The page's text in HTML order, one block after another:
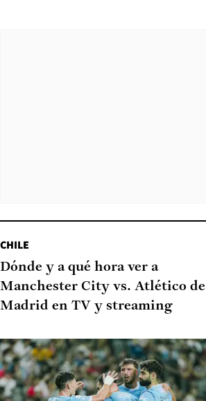
CHILE
Dónde y a qué hora ver a
Manchester City vs. Atlético de
Madrid en TV y streaming